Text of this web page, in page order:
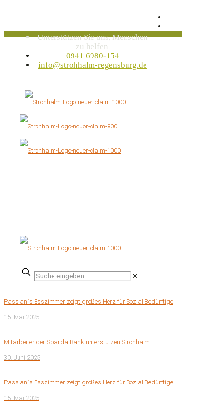
Unterstützen Sie uns, Menschen
zu helfen.
0941 6980-154
info@strohhalm-regensburg.de
✕
Passian`s Esszimmer zeigt großes Herz für Sozial Bedürftige
15. Mai 2025
Mitarbeiter der Sparda Bank unterstützen Strohhalm
30. Juni 2025
Passian`s Esszimmer zeigt großes Herz für Sozial Bedürftige
15. Mai 2025